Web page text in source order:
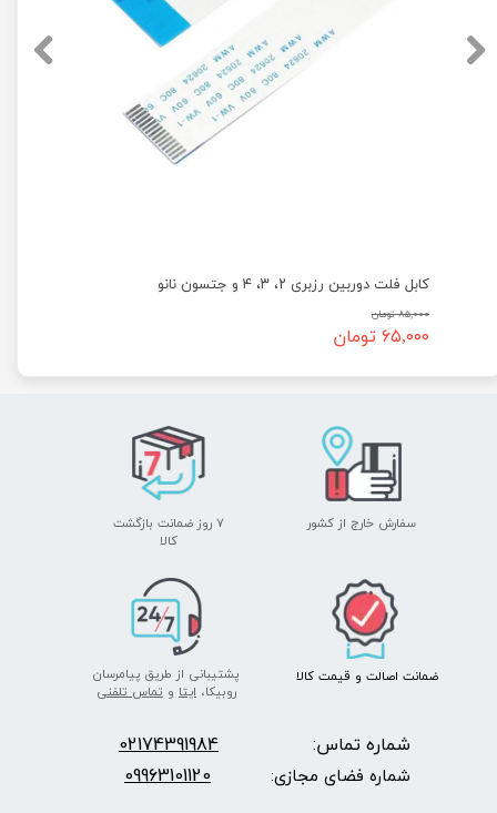
کابل فلت دوربین رزبری ۲، ۳، ۴ و جتسون نانو
۸۵,۰۰۰ تومان
۶۵,۰۰۰ تومان
پشتیبانی از طریق پیامرسان
روبیکا،ایتا وتماس تلفنی
سفارش خارج از کشور
۷ روز ضمانت بازگشت
​​​​​​​کالا
ضمانت اصالت و قیمت​​​​​​​ کالا ​​​​​​​
شماره تماس: 02174391984
شماره فضای مجازی: 09963101120